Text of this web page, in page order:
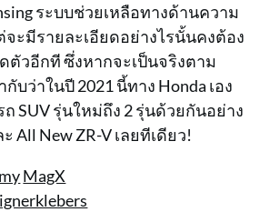
ระบบช่วยเหลือทางด้านความ
ะมีรายละเอียดอย่างไรนั้นคงต้อง
ตัวอีกที ซึ่งหากจะเป็นจริงตาม
บว่าในปี 2021 นี้ทาง Honda เอง
SUV รุ่นใหม่ถึง 2 รุ่นด้วยกันอย่าง
All New ZR-V เลยทีเดียว!
MagX